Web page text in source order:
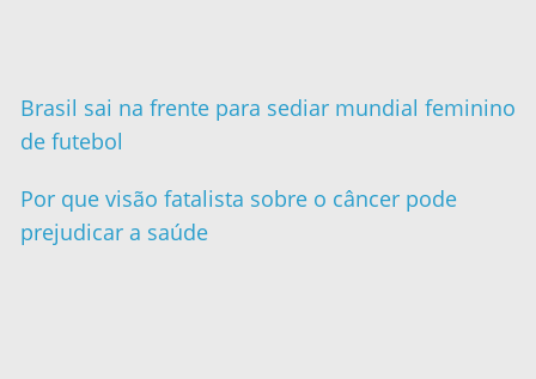
Brasil sai na frente para sediar mundial feminino
de futebol
Por que visão fatalista sobre o câncer pode
prejudicar a saúde